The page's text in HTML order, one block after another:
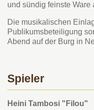
und sündig feinste
Die musikalischen
Publikumsbeteiligung
Abend auf der Burg in
Spieler
Heini Tambosi "Filou"